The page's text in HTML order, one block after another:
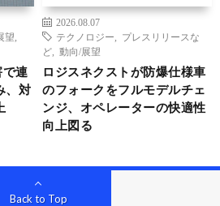
望
連
、対
2026.08.07
テクノロジー
プレスリリースな
ど
動向/展望
ロジスネクストが防爆仕様車
のフォークをフルモデルチェ
ンジ、オペレーターの快適性
向上図る
Back to Top